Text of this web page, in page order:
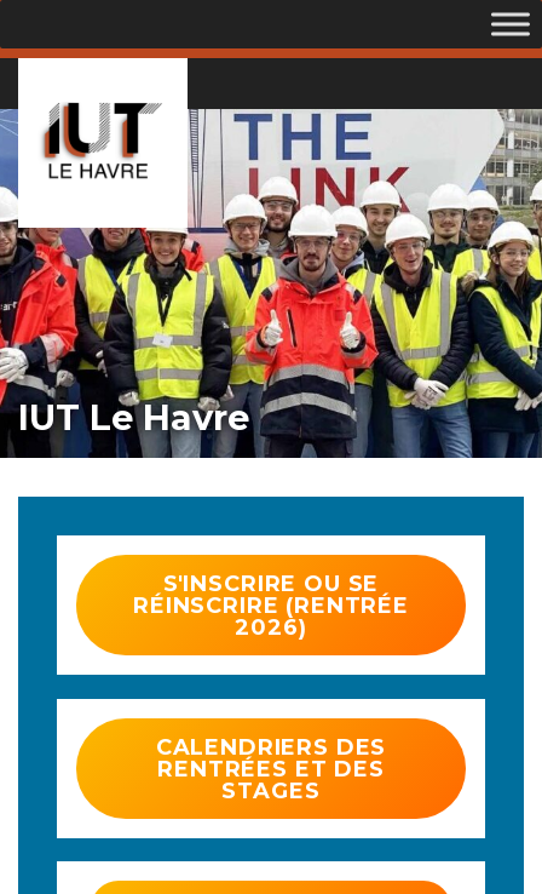
IUT Le Havre
S'INSCRIRE OU SE
RÉINSCRIRE (RENTRÉE
2026)
CALENDRIERS DES
RENTRÉES ET DES
STAGES